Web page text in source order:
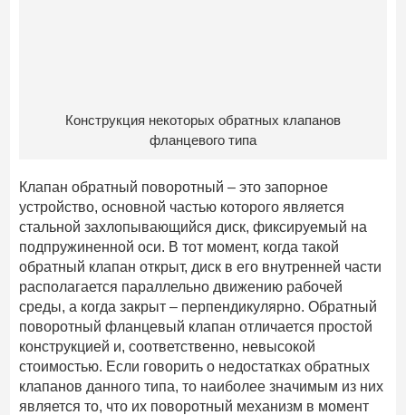
Конструкция некоторых обратных клапанов
фланцевого типа
Клапан обратный поворотный – это запорное
устройство, основной частью которого является
стальной захлопывающийся диск, фиксируемый на
подпружиненной оси. В тот момент, когда такой
обратный клапан открыт, диск в его внутренней части
располагается параллельно движению рабочей
среды, а когда закрыт – перпендикулярно. Обратный
поворотный фланцевый клапан отличается простой
конструкцией и, соответственно, невысокой
стоимостью. Если говорить о недостатках обратных
клапанов данного типа, то наиболее значимым из них
является то, что их поворотный механизм в момент